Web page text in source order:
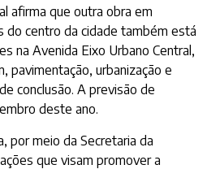
afirma que outra obra em
do centro da cidade também está
na Avenida Eixo Urbano Central,
pavimentação, urbanização e
conclusão. A previsão de
deste ano.
por meio da Secretaria da
que visam promover a